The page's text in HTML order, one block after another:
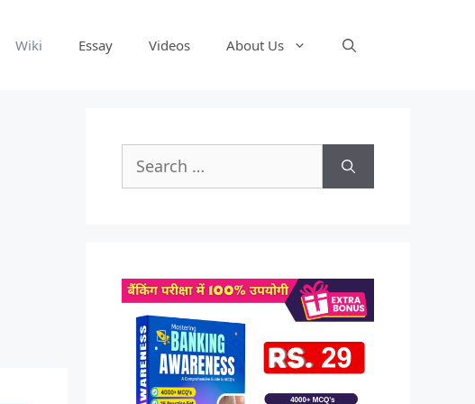
Wiki Essay Videos About Us
for: